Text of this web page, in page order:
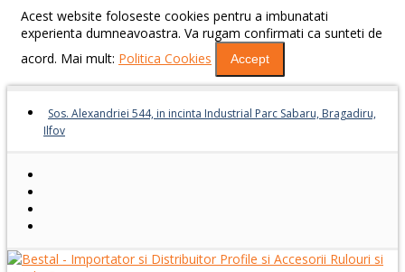
Acest website foloseste cookies pentru a imbunatati
experienta dumneavoastra. Va rugam confirmati ca sunteti de
acord. Mai mult: Politica Cookies Accept
Sos. Alexandriei 544, in incinta Industrial Parc Sabaru, Bragadiru,
Ilfov